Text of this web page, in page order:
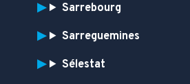
Sarrebourg
Sarreguemines
Sélestat